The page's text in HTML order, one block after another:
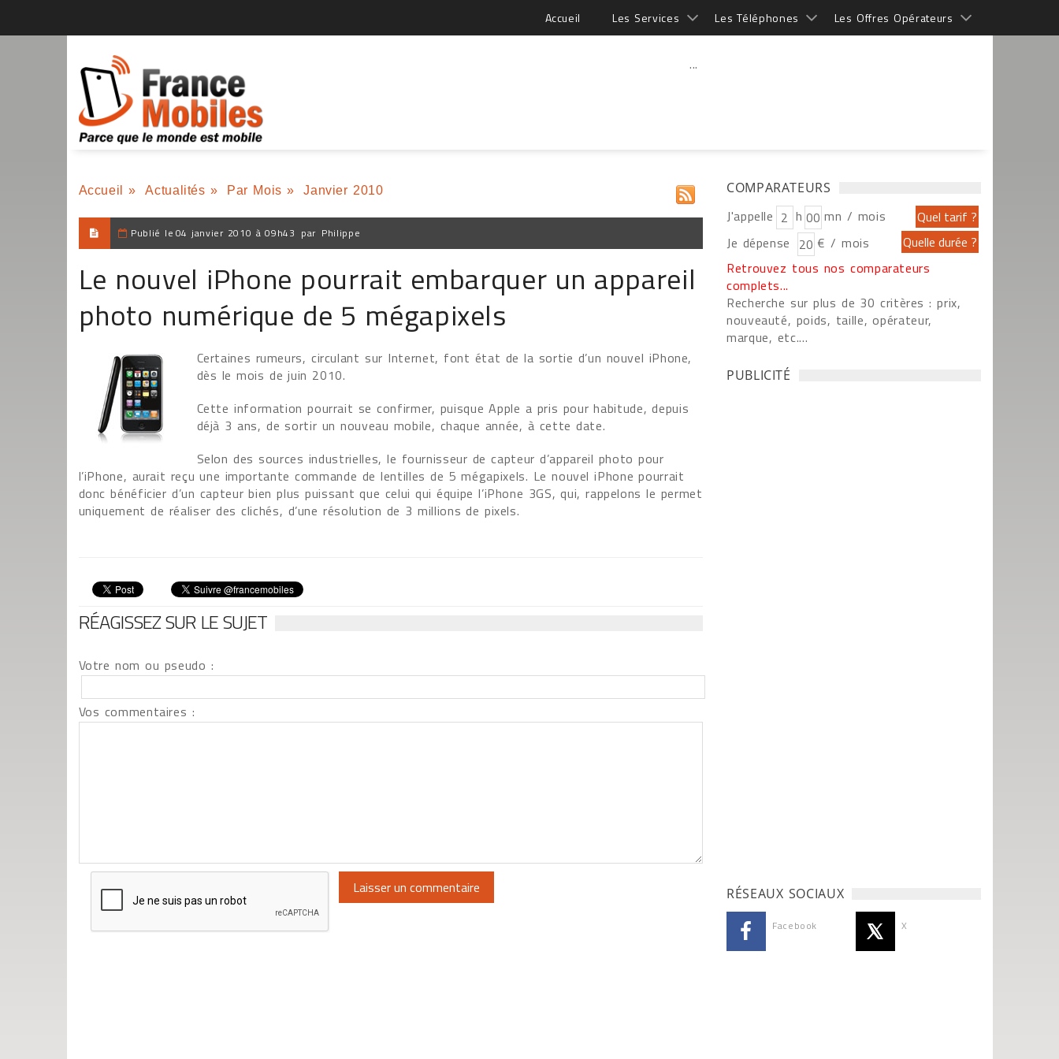
Accueil Les Services Les Téléphones Les Offres Opérateurs
...
Accueil » Actualités » Par Mois » Janvier 2010
Publié le 04 janvier 2010 à 09h43 par Philippe
Le nouvel iPhone pourrait embarquer un appareil
photo numérique de 5 mégapixels
Certaines rumeurs, circulant sur Internet, font état de la sortie d’un nouvel iPhone,
dès le mois de juin 2010.
Cette information pourrait se confirmer, puisque Apple a pris pour habitude, depuis
déjà 3 ans, de sortir un nouveau mobile, chaque année, à cette date.
Selon des sources industrielles, le fournisseur de capteur d’appareil photo pour
l’iPhone, aurait reçu une importante commande de lentilles de 5 mégapixels. Le nouvel iPhone pourrait
donc bénéficier d’un capteur bien plus puissant que celui qui équipe l’iPhone 3GS, qui, rappelons le permet
uniquement de réaliser des clichés, d’une résolution de 3 millions de pixels.
RÉAGISSEZ SUR LE SUJET
Votre nom ou pseudo :
Vos commentaires :
COMPARATEURS
J'appelle h
mn / mois
Je dépense
€ / mois
Retrouvez tous nos comparateurs
complets...
Recherche sur plus de 30 critères : prix,
nouveauté, poids, taille, opérateur,
marque, etc....
PUBLICITÉ
RÉSEAUX SOCIAUX
Facebook X